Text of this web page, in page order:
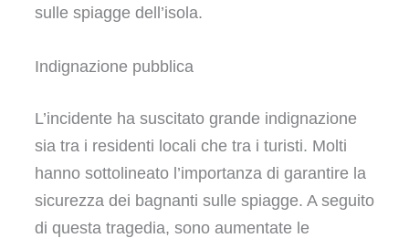
sulle spiagge dell’isola.
Indignazione pubblica
L’incidente ha suscitato grande indignazione
sia tra i residenti locali che tra i turisti. Molti
hanno sottolineato l’importanza di garantire la
sicurezza dei bagnanti sulle spiagge. A seguito
di questa tragedia, sono aumentate le